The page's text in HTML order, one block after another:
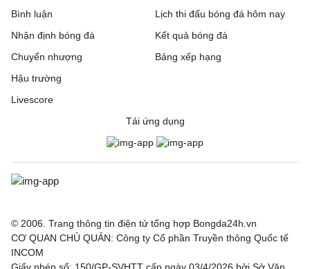
Bình luận
Nhận định bóng đá
Chuyển nhượng
Hậu trường
Livescore
Lịch thi đấu bóng đá hôm nay
Kết quả bóng đá
Bảng xếp hạng
Tải ứng dụng
© 2006. Trang thông tin điện tử tổng hợp Bongda24h.vn
CƠ QUAN CHỦ QUẢN: Công ty Cổ phần Truyền thông Quốc tế
INCOM